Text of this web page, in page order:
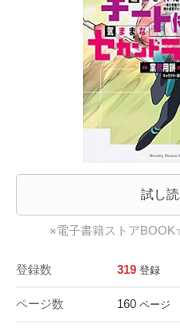
試し
※電子書籍ストア
登録数 319 登録
ページ数 160 ページ